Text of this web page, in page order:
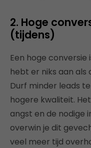
2. Hoge
(tijdens)
Een hoge conversie
hebt er niks aan als
Durf minder leads
hogere kwaliteit.
angst en de nodige
overwin je dit
veel meer tijd